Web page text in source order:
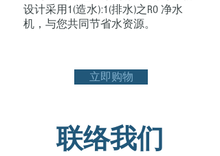
设计采用1(造水):1(排水)之RO 净水
机，与您共同节省水资源。
立即购物
联络我们